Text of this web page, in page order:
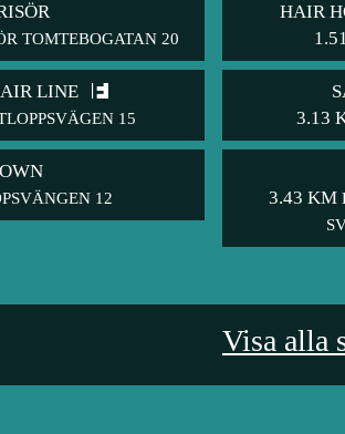
TOMTEBOGATAN 20
HAIR
LINE
15
3.13
12
3.43 KM
Visa alla